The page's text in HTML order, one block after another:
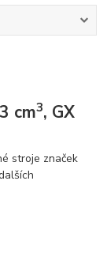
cm3, GX
stroje značek